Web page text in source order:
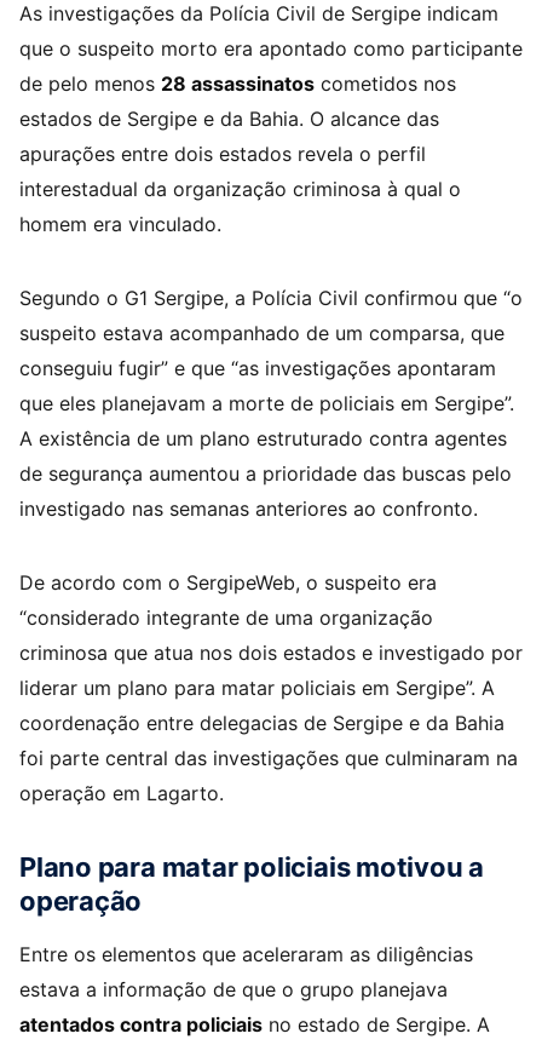
As investigações da Polícia Civil de Sergipe indicam
que o suspeito morto era apontado como participante
de pelo menos 28 assassinatos cometidos nos
estados de Sergipe e da Bahia. O alcance das
apurações entre dois estados revela o perfil
interestadual da organização criminosa à qual o
homem era vinculado.
Segundo o G1 Sergipe, a Polícia Civil confirmou que “o
suspeito estava acompanhado de um comparsa, que
conseguiu fugir” e que “as investigações apontaram
que eles planejavam a morte de policiais em Sergipe”.
A existência de um plano estruturado contra agentes
de segurança aumentou a prioridade das buscas pelo
investigado nas semanas anteriores ao confronto.
De acordo com o SergipeWeb, o suspeito era
“considerado integrante de uma organização
criminosa que atua nos dois estados e investigado por
liderar um plano para matar policiais em Sergipe”. A
coordenação entre delegacias de Sergipe e da Bahia
foi parte central das investigações que culminaram na
operação em Lagarto.
Plano para matar policiais motivou a
operação
Entre os elementos que aceleraram as diligências
estava a informação de que o grupo planejava
atentados contra policiais no estado de Sergipe. A